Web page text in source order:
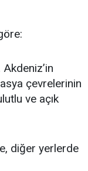
çevrelerinin
ve açık
diğer yerlerde